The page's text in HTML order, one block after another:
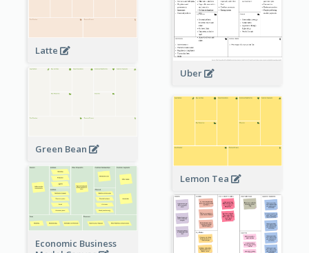
Latte
Uber
Green Bean
Lemon Tea
Economic Business